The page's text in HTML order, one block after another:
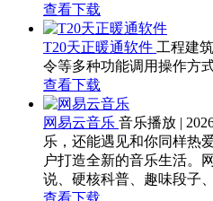
查看下载
T20天正暖通软件 工程建
令等多种功能调用操作方
查看下载
网易云音乐 音乐播放 |
乐，还能遇见和你同样热
户打造全新的音乐生活。
说、硬核科普、趣味段子
查看下载